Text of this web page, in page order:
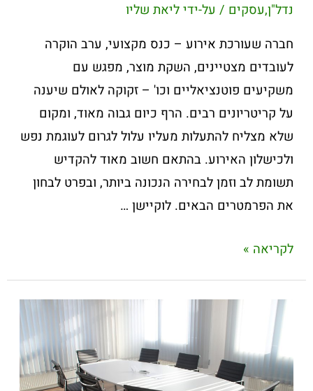
נדל"ן,עסקים / על-ידיליאת שליו
חברה שעורכת אירוע – כנס מקצועי, ערב הוקרה
לעובדים מצטיינים, השקת מוצר, מפגש עם
משקיעים פוטנציאליים וכו' – זקוקה לאולם שיענה
על קריטריונים רבים. הרף כיום גבוה מאוד, ומקום
שלא מצליח להתעלות מעליו עלול לגרום לעוגמת נפש
ולכישלון האירוע. בהתאם חשוב מאוד להקדיש
תשומת לב וזמן לבחירה הנכונה ביותר, ובפרט לבחון
את הפרמטרים הבאים. לוקיישן …
לקריאה »